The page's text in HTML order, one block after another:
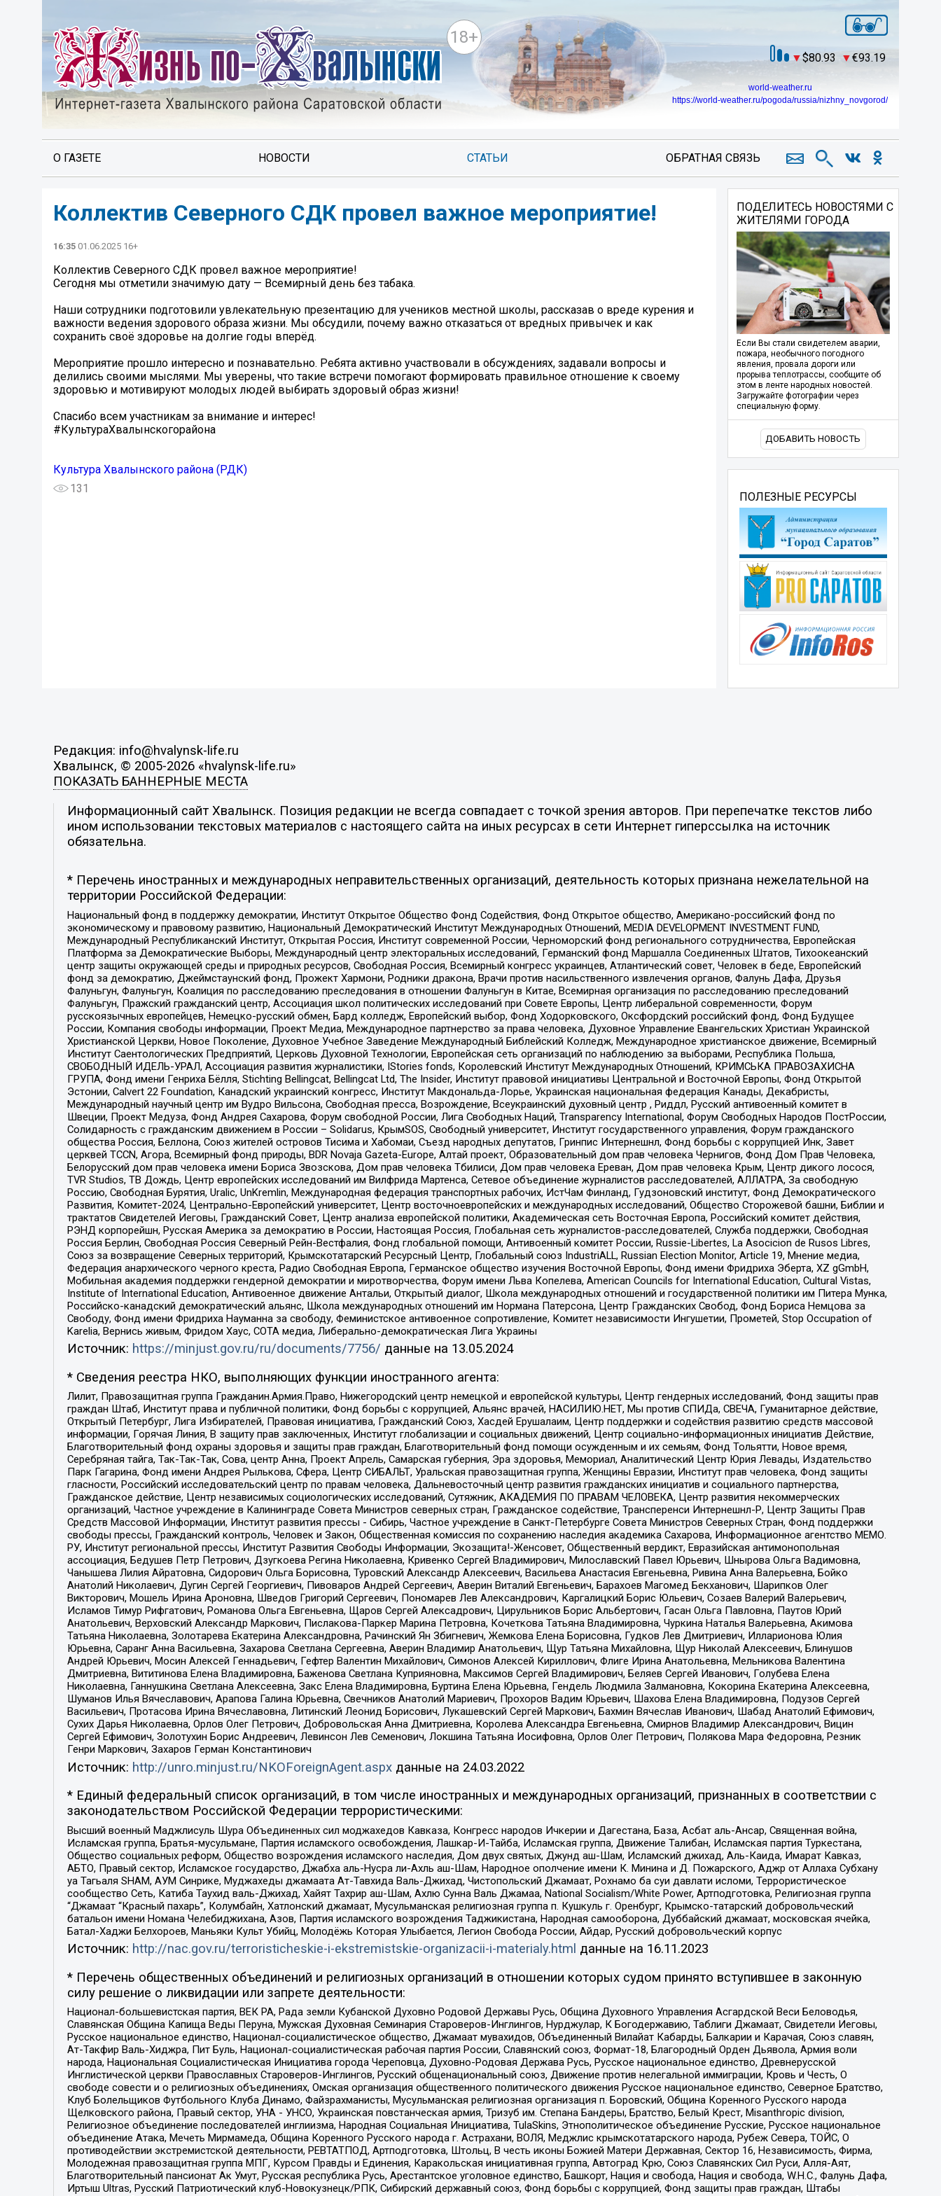
18+
80.93 93.19
world-weather.ru
https://world-weather.ru/pogoda/russia/nizhny_novgorod/
О ГАЗЕТЕ НОВОСТИ СТАТЬИ ОБРАТНАЯ СВЯЗЬ
Коллектив Северного СДК провел важное мероприятие!
16:35 01.06.2025 16+
Коллектив Северного СДК провел важное мероприятие!
Сегодня мы отметили значимую дату — Всемирный день без табака.
Наши сотрудники подготовили увлекательную презентацию для учеников местной школы, рассказав о вреде курения и
важности ведения здорового образа жизни. Мы обсудили, почему важно отказаться от вредных привычек и как
сохранить своё здоровье на долгие годы вперёд.
Мероприятие прошло интересно и познавательно. Ребята активно участвовали в обсуждениях, задавали вопросы и
делились своими мыслями. Мы уверены, что такие встречи помогают формировать правильное отношение к своему
здоровью и мотивируют молодых людей выбирать здоровый образ жизни!
Спасибо всем участникам за внимание и интерес!
#КультураХвалынскогорайона
Культура Хвалынского района (РДК)
131
ПОДЕЛИТЕСЬ НОВОСТЯМИ С
ЖИТЕЛЯМИ ГОРОДА
Если Вы стали свидетелем аварии,
пожара, необычного погодного
явления, провала дороги или
прорыва теплотрассы, сообщите об
этом в ленте народных новостей.
Загружайте фотографии через
специальную форму.
ДОБАВИТЬ НОВОСТЬ
ПОЛЕЗНЫЕ РЕСУРСЫ
Редакция: info@hvalynsk-life.ru
Хвалынск, © 2005-2026 «hvalynsk-life.ru»
ПОКАЗАТЬ БАННЕРНЫЕ МЕСТА
Информационный сайт Хвалынск. Позиция редакции не всегда совпадает с точкой зрения авторов. При перепечатке текстов либо
ином использовании текстовых материалов с настоящего сайта на иных ресурсах в сети Интернет гиперссылка на источник
обязательна.
* Перечень иностранных и международных неправительственных организаций, деятельность которых признана нежелательной на
территории Российской Федерации:
Национальный фонд в поддержку демократии, Институт Открытое Общество Фонд Содействия, Фонд Открытое общество, Американо-российский фонд по
экономическому и правовому развитию, Национальный Демократический Институт Международных Отношений, MEDIA DEVELOPMENT INVESTMENT FUND,
Международный Республиканский Институт, Открытая Россия, Институт современной России, Черноморский фонд регионального сотрудничества, Европейская
Платформа за Демократические Выборы, Международный центр электоральных исследований, Германский фонд Маршалла Соединенных Штатов, Тихоокеанский
центр защиты окружающей среды и природных ресурсов, Свободная Россия, Всемирный конгресс украинцев, Атлантический совет, Человек в беде, Европейский
фонд за демократию, Джеймстаунский фонд, Прожект Хармони, Родники дракона, Врачи против насильственного извлечения органов, Фалунь Дафа, Друзья
Фалуньгун, Фалуньгун, Коалиция по расследованию преследования в отношении Фалуньгун в Китае, Всемирная организация по расследованию преследований
Фалуньгун, Пражский гражданский центр, Ассоциация школ политических исследований при Совете Европы, Центр либеральной современности, Форум
русскоязычных европейцев, Немецко-русский обмен, Бард колледж, Европейский выбор, Фонд Ходорковского, Оксфордский российский фонд, Фонд Будущее
России, Компания свободы информации, Проект Медиа, Международное партнерство за права человека, Духовное Управление Евангельских Христиан Украинской
Христианской Церкви, Новое Поколение, Духовное Учебное Заведение Международный Библейский Колледж, Международное христианское движение, Всемирный
Институт Саентологических Предприятий, Церковь Духовной Технологии, Европейская сеть организаций по наблюдению за выборами, Республика Польша,
СВОБОДНЫЙ ИДЕЛЬ-УРАЛ, Ассоциация развития журналистики, IStories fonds, Королевский Институт Международных Отношений, КРИМСЬКА ПРАВОЗАХИСНА
ГРУПА, Фонд имени Генриха Бёлля, Stichting Bellingcat, Bellingcat Ltd, The Insider, Институт правовой инициативы Центральной и Восточной Европы, Фонд Открытой
Эстонии, Calvert 22 Foundation, Канадский украинский конгресс, Институт Макдональда-Лорье, Украинская национальная федерация Канады, Декабристы,
Международный научный центр им Вудро Вильсона, Свободная пресса, Возрождение, Всеукраинский духовный центр , Риддл, Русский антивоенный комитет в
Швеции, Проект Медуза, Фонд Андрея Сахарова, Форум свободной России, Лига Свободных Наций, Transparеncy International, Форум Свободных Народов ПостРоссии,
Солидарность с гражданским движением в России – Solidarus, КрымSOS, Свободный университет, Институт государственного управления, Форум гражданского
общества Россия, Беллона, Союз жителей островов Тисима и Хабомаи, Съезд народных депутатов, Гринпис Интернешнл, Фонд борьбы с коррупцией Инк, Завет
церквей TCCN, Агора, Всемирный фонд природы, BDR Novaja Gazeta-Europe, Алтай проект, Образовательный дом прав человека Чернигов, Фонд Дом Прав Человека,
Белорусский дом прав человека имени Бориса Звозскова, Дом прав человека Тбилиси, Дом прав человека Ереван, Дом прав человека Крым, Центр дикого лосося,
TVR Studios, ТВ Дождь, Центр европейских исследований им Вилфрида Мартенса, Сетевое объединение журналистов расследователей, АЛЛАТРА, За свободную
Россию, Свободная Бурятия, Uralic, UnKremlin, Международная федерация транспортных рабочих, ИстЧам Финланд, Гудзоновский институт, Фонд Демократического
Развития, Комитет-2024, Центрально-Европейский университет, Центр восточноевропейских и международных исследований, Общество Сторожевой башни, Библии и
трактатов Свидетелей Иеговы, Гражданский Совет, Центр анализа европейской политики, Академическая сеть Восточная Европа, Российский комитет действия,
РЭНД корпорейшн, Русская Америка за демократию в России, Настоящая Россия, Глобальная сеть журналистов-расследователей, Служба поддержки, Свободная
Россия Берлин, Свободная Россия Северный Рейн-Вестфалия, Фонд глобальной помощи, Антивоенный комитет России, Russie-Libertes, La Asocicion de Rusos Libres,
Союз за возвращение Северных территорий, Крымскотатарский Ресурсный Центр, Глобальный союз IndustriALL, Russian Election Monitor, Article 19, Мнение медиа,
Федерация анархического черного креста, Радио Свободная Европа, Германское общество изучения Восточной Европы, Фонд имени Фридриха Эберта, XZ gGmbH,
Мобильная академия поддержки гендерной демократии и миротворчества, Форум имени Льва Копелева, American Councils for International Education, Cultural Vistas,
Institute of International Education, Антивоенное движение Антальи, Открытый диалог, Школа международных отношений и государственной политики им Питера Мунка,
Российско-канадский демократический альянс, Школа международных отношений им Нормана Патерсона, Центр Гражданских Свобод, Фонд Бориса Немцова за
Свободу, Фонд имени Фридриха Науманна за свободу, Феминистское антивоенное сопротивление, Комитет независимости Ингушетии, Прометей, Stop Occupation of
Karelia, Вернись живым, Фридом Хаус, СОТА медиа, Либерально-демократическая Лига Украины
Источник: https://minjust.gov.ru/ru/documents/7756/ данные на 13.05.2024
* Сведения реестра НКО, выполняющих функции иностранного агента:
Лилит, Правозащитная группа Гражданин.Армия.Право, Нижегородский центр немецкой и европейской культуры, Центр гендерных исследований, Фонд защиты прав
граждан Штаб, Институт права и публичной политики, Фонд борьбы с коррупцией, Альянс врачей, НАСИЛИЮ.НЕТ, Мы против СПИДа, СВЕЧА, Гуманитарное действие,
Открытый Петербург, Лига Избирателей, Правовая инициатива, Гражданский Союз, Хасдей Ерушалаим, Центр поддержки и содействия развитию средств массовой
информации, Горячая Линия, В защиту прав заключенных, Институт глобализации и социальных движений, Центр социально-информационных инициатив Действие,
Благотворительный фонд охраны здоровья и защиты прав граждан, Благотворительный фонд помощи осужденным и их семьям, Фонд Тольятти, Новое время,
Серебряная тайга, Так-Так-Так, Сова, центр Анна, Проект Апрель, Самарская губерния, Эра здоровья, Мемориал, Аналитический Центр Юрия Левады, Издательство
Парк Гагарина, Фонд имени Андрея Рылькова, Сфера, Центр СИБАЛЬТ, Уральская правозащитная группа, Женщины Евразии, Институт прав человека, Фонд защиты
гласности, Российский исследовательский центр по правам человека, Дальневосточный центр развития гражданских инициатив и социального партнерства,
Гражданское действие, Центр независимых социологических исследований, Сутяжник, АКАДЕМИЯ ПО ПРАВАМ ЧЕЛОВЕКА, Центр развития некоммерческих
организаций, Частное учреждение в Калининграде Совета Министров северных стран, Гражданское содействие, Трансперенси Интернешнл-Р, Центр Защиты Прав
Средств Массовой Информации, Институт развития прессы - Сибирь, Частное учреждение в Санкт-Петербурге Совета Министров Северных Стран, Фонд поддержки
свободы прессы, Гражданский контроль, Человек и Закон, Общественная комиссия по сохранению наследия академика Сахарова, Информационное агентство МЕМО.
РУ, Институт региональной прессы, Институт Развития Свободы Информации, Экозащита!-Женсовет, Общественный вердикт, Евразийская антимонопольная
ассоциация, Бедушев Петр Петрович, Дзугкоева Регина Николаевна, Кривенко Сергей Владимирович, Милославский Павел Юрьевич, Шнырова Ольга Вадимовна,
Чанышева Лилия Айратовна, Сидорович Ольга Борисовна, Туровский Александр Алексеевич, Васильева Анастасия Евгеньевна, Ривина Анна Валерьевна, Бойко
Анатолий Николаевич, Дугин Сергей Георгиевич, Пивоваров Андрей Сергеевич, Аверин Виталий Евгеньевич, Барахоев Магомед Бекханович, Шарипков Олег
Викторович, Мошель Ирина Ароновна, Шведов Григорий Сергеевич, Пономарев Лев Александрович, Каргалицкий Борис Юльевич, Созаев Валерий Валерьевич,
Исламов Тимур Рифгатович, Романова Ольга Евгеньевна, Щаров Сергей Алексадрович, Цирульников Борис Альбертович, Гасан Ольга Павловна, Паутов Юрий
Анатольевич, Верховский Александр Маркович, Пислакова-Паркер Марина Петровна, Кочеткова Татьяна Владимировна, Чуркина Наталья Валерьевна, Акимова
Татьяна Николаевна, Золотарева Екатерина Александровна, Рачинский Ян Збигневич, Жемкова Елена Борисовна, Гудков Лев Дмитриевич, Илларионова Юлия
Юрьевна, Саранг Анна Васильевна, Захарова Светлана Сергеевна, Аверин Владимир Анатольевич, Щур Татьяна Михайловна, Щур Николай Алексеевич, Блинушов
Андрей Юрьевич, Мосин Алексей Геннадьевич, Гефтер Валентин Михайлович, Симонов Алексей Кириллович, Флиге Ирина Анатольевна, Мельникова Валентина
Дмитриевна, Вититинова Елена Владимировна, Баженова Светлана Куприяновна, Максимов Сергей Владимирович, Беляев Сергей Иванович, Голубева Елена
Николаевна, Ганнушкина Светлана Алексеевна, Закс Елена Владимировна, Буртина Елена Юрьевна, Гендель Людмила Залмановна, Кокорина Екатерина Алексеевна,
Шуманов Илья Вячеславович, Арапова Галина Юрьевна, Свечников Анатолий Мариевич, Прохоров Вадим Юрьевич, Шахова Елена Владимировна, Подузов Сергей
Васильевич, Протасова Ирина Вячеславовна, Литинский Леонид Борисович, Лукашевский Сергей Маркович, Бахмин Вячеслав Иванович, Шабад Анатолий Ефимович,
Сухих Дарья Николаевна, Орлов Олег Петрович, Добровольская Анна Дмитриевна, Королева Александра Евгеньевна, Смирнов Владимир Александрович, Вицин
Сергей Ефимович, Золотухин Борис Андреевич, Левинсон Лев Семенович, Локшина Татьяна Иосифовна, Орлов Олег Петрович, Полякова Мара Федоровна, Резник
Генри Маркович, Захаров Герман Константинович
Источник: http://unro.minjust.ru/NKOForeignAgent.aspxданные на 24.03.2022
* Единый федеральный список организаций, в том числе иностранных и международных организаций, признанных в соответствии с
законодательством Российской Федерации террористическими:
Высший военный Маджлисуль Шура Объединенных сил моджахедов Кавказа, Конгресс народов Ичкерии и Дагестана, База, Асбат аль-Ансар, Священная война,
Исламская группа, Братья-мусульмане, Партия исламского освобождения, Лашкар-И-Тайба, Исламская группа, Движение Талибан, Исламская партия Туркестана,
Общество социальных реформ, Общество возрождения исламского наследия, Дом двух святых, Джунд аш-Шам, Исламский джихад, Аль-Каида, Имарат Кавказ,
АБТО, Правый сектор, Исламское государство, Джабха аль-Нусра ли-Ахль аш-Шам, Народное ополчение имени К. Минина и Д. Пожарского, Аджр от Аллаха Субхану
уа Тагьаля SHAM, АУМ Синрике, Муджахеды джамаата Ат-Тавхида Валь-Джихад, Чистопольский Джамаат, Рохнамо ба суи давлати исломи, Террористическое
сообщество Сеть, Катиба Таухид валь-Джихад, Хайят Тахрир аш-Шам, Ахлю Сунна Валь Джамаа, National Socialism/White Power, Артподготовка, Религиозная группа
“Джамаат “Красный пахарь”, Колумбайн, Хатлонский джамаат, Мусульманская религиозная группа п. Кушкуль г. Оренбург, Крымско-татарский добровольческий
батальон имени Номана Челебиджихана, Азов, Партия исламского возрождения Таджикистана, Народная самооборона, Дуббайский джамаат, московская ячейка,
Батал-Хаджи Белхороев, Маньяки Культ Убийц, Молодёжь Которая Улыбается, Легион Свобода России, Айдар, Русский добровольческий корпус
Источник: http://nac.gov.ru/terroristicheskie-i-ekstremistskie-organizacii-i-materialy.html данные на 16.11.2023
* Перечень общественных объединений и религиозных организаций в отношении которых судом принято вступившее в законную
силу решение о ликвидации или запрете деятельности:
Национал-большевистская партия, ВЕК РА, Рада земли Кубанской Духовно Родовой Державы Русь, Община Духовного Управления Асгардской Веси Беловодья,
Славянская Община Капища Веды Перуна, Мужская Духовная Семинария Староверов-Инглингов, Нурджулар, К Богодержавию, Таблиги Джамаат, Свидетели Иеговы,
Русское национальное единство, Национал-социалистическое общество, Джамаат мувахидов, Объединенный Вилайат Кабарды, Балкарии и Карачая, Союз славян,
Ат-Такфир Валь-Хиджра, Пит Буль, Национал-социалистическая рабочая партия России, Славянский союз, Формат-18, Благородный Орден Дьявола, Армия воли
народа, Национальная Социалистическая Инициатива города Череповца, Духовно-Родовая Держава Русь, Русское национальное единство, Древнерусской
Инглистической церкви Православных Староверов-Инглингов, Русский общенациональный союз, Движение против нелегальной иммиграции, Кровь и Честь, О
свободе совести и о религиозных объединениях, Омская организация общественного политического движения Русское национальное единство, Северное Братство,
Клуб Болельщиков Футбольного Клуба Динамо, Файзрахманисты, Мусульманская религиозная организация п. Боровский, Община Коренного Русского народа
Щелковского района, Правый сектор, УНА - УНСО, Украинская повстанческая армия, Тризуб им. Степана Бандеры, Братство, Белый Крест, Misanthropic division,
Религиозное объединение последователей инглиизма, Народная Социальная Инициатива, TulaSkins, Этнополитическое объединение Русские, Русское национальное
объединение Атака, Мечеть Мирмамеда, Община Коренного Русского народа г. Астрахани, ВОЛЯ, Меджлис крымскотатарского народа, Рубеж Севера, ТОЙС, О
противодействии экстремистской деятельности, РЕВТАТПОД, Артподготовка, Штольц, В честь иконы Божией Матери Державная, Сектор 16, Независимость, Фирма,
Молодежная правозащитная группа МПГ, Курсом Правды и Единения, Каракольская инициативная группа, Автоград Крю, Союз Славянских Сил Руси, Алля-Аят,
Благотворительный пансионат Ак Умут, Русская республика Русь, Арестантское уголовное единство, Башкорт, Нация и свобода, Нация и свобода, W.H.С., Фалунь Дафа,
Иртыш Ultras, Русский Патриотический клуб-Новокузнецк/РПК, Сибирский державный союз, Фонд борьбы с коррупцией, Фонд защиты прав граждан, Штабы